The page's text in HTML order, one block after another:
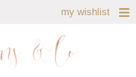
my wishlist